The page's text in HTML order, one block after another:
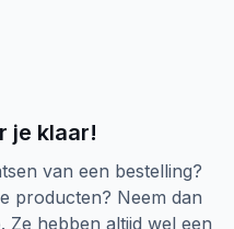
gestelde in
tot boven. ook
minder kracht op het
wilt verbinden.
is ook heel belangrijk.
bijvoorbeeld aan
nu toe de meest
je klaar!
van een bestelling?
producten? Neem dan
hebben altijd wel een